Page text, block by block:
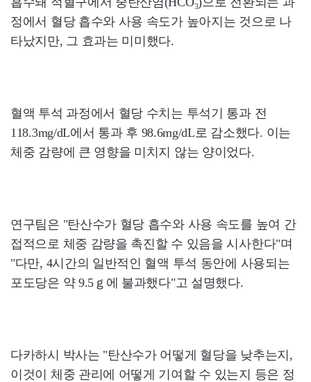
정에서 혈당 흡수와 사용 속도가 높아지는 것으로 나
타났지만, 그 효과는 미미했다.
혈액 투석 과정에서 혈당 수치는 투석기 통과 전
118.3mg/dL에서 통과 후 98.6mg/dL로 감소했다. 이는
체중 감량에 큰 영향을 미치지 않는 양이었다.
연구팀은 "탄산수가 혈당 흡수와 사용 속도를 높여 간
접적으로 체중 감량을 촉진할 수 있음을 시사한다"며
"다만, 4시간의 일반적인 혈액 투석 동안에 사용되는
포도당은 약 9.5ｇ에 불과했다"고 설명했다.
다카하시 박사는 "탄산수가 어떻게 혈당을 낮추는지,
이것이 체중 관리에 어떻게 기여할 수 있는지 등은 정